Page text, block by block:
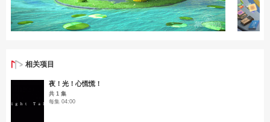
相关项目
夜！光！心慌慌！
共 1 集
每集 04:00